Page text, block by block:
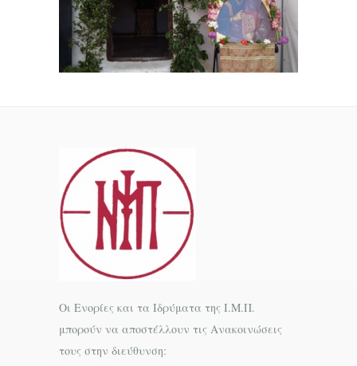
Οι Ενορίες και τα Ιδρύματα της Ι.Μ.Π.
μπορούν να αποστέλλουν τις Ανακοινώσεις
τους στην διεύθυνση: